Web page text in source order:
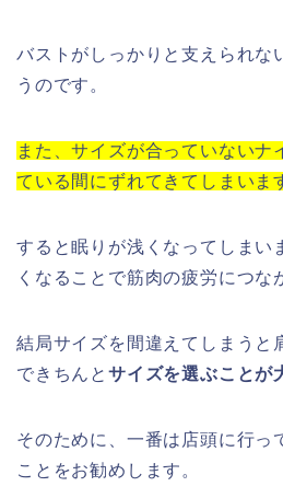
バストがしっかりと支えられな
うのです。
また、サイズが合っていないナ
ている間にずれてきてしまいま
すると眠りが浅くなってしまい
くなることで筋肉の疲労につな
結局サイズを間違えてしまうと
できちんと サイズを選ぶことが
そのために、一番は店頭に行っ
ことをお勧めします。